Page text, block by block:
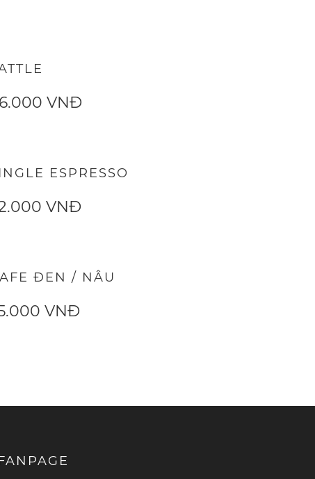
VNĐ
ESPRESSO
VNĐ
ĐEN / NÂU
VNĐ